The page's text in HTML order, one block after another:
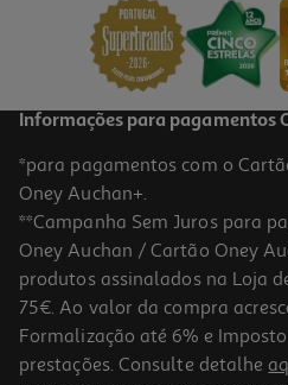
PVP de editor
-20%
Informações para pagamentos
*para pagamentos com o
Oney Auchan+.
**Campanha Sem Juros para
Oney Auchan / Cartão Oney
produtos assinalados na Loja
75€. Ao valor da compra
Formalização até 6% e
prestações. Consulte detalhe